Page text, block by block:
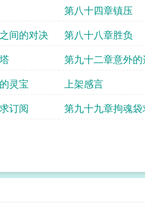
第八十四章镇压
间的对决
第八十八章胜负
第九十二章意外的
灵宝
上架感言
订阅 第九十九章拘魂